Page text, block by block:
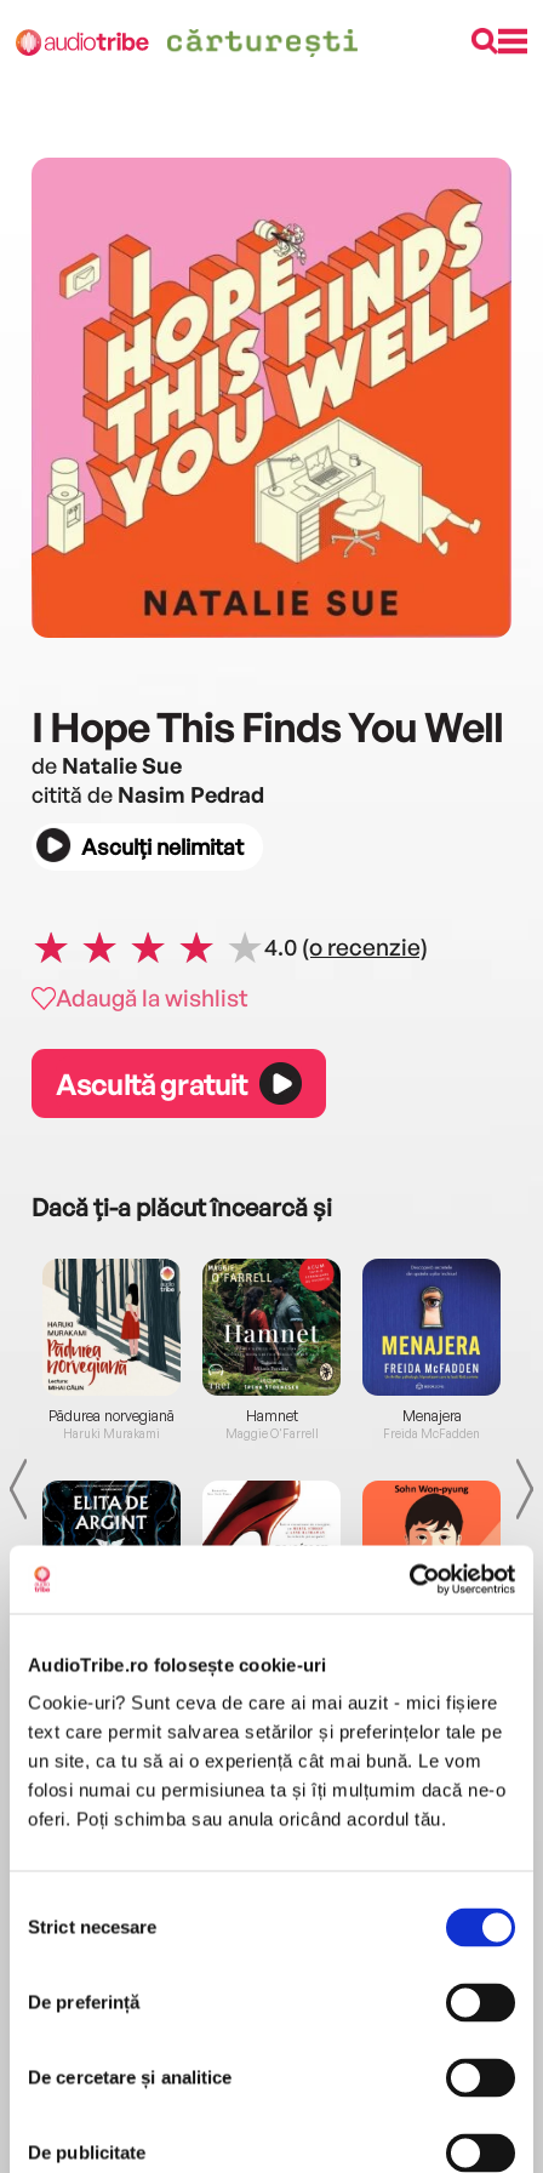
AudioTribe.ro folosește cookie-uri
Cookie-uri? Sunt ceva de care ai mai auzit - mici fișiere
text care permit salvarea setărilor și preferințelor tale pe
un site, ca tu să ai o experiență cât mai bună. Le vom
folosi numai cu permisiunea ta și îți mulțumim dacă ne-o
oferi. Poți schimba sau anula oricând acordul tău.
consimțământului
Strict necesare
De preferință
De cercetare și analitice
De publicitate
I Hope This Finds You Well
de Natalie Sue
citită de Nasim Pedrad
Asculți nelimitat
4.0 (o recenzie)
Adaugă la wishlist
Ascultă gratuit
Dacă ți-a plăcut încearcă și
Pădurea norvegiană
Haruki Murakami
de...
Dani Francis
Hamnet
Maggie O'Farrell
la...
Lauren Weisberger
Menajera
Freida McFadden
Desprecarte
'I absolutely LOVED this book! It’s that perfect
REVIEW ⭐⭐⭐⭐⭐
‘A darkly funny riot’ The Times, Book of the
Month
A GOODREADS CHOICE AWARD FOR FICTION
În acest moment nu există recenzii
Natalie Sue